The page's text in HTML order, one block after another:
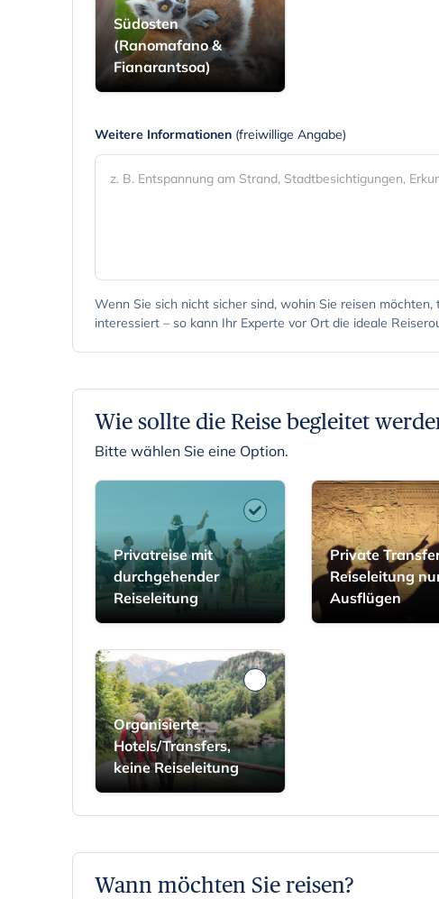
Südosten
(Ranomafano &
Fianarantsoa)
Weitere Informationen (freiwillige Angabe)
Wenn Sie sich nicht sicher sind, wohin Sie reisen
interessiert – so kann Ihr Experte vor Ort die ideale
Wie sollte die Reise begleitet
Bitte wählen Sie eine Option.
Privatreise mit
durchgehender
Reiseleitung
Private
Reiseleitung
Ausflügen
Organisierte
Hotels/Transfers,
keine Reiseleitung
Wann möchten Sie reisen?